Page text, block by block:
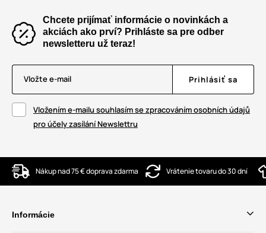
Chcete prijímať informácie o novinkách a
akciách ako prví? Prihláste sa pre odber
newsletteru už teraz!
Vložte e-mail Prihlásiť sa
Vložením e-mailu souhlasím se zpracováním osobních údajů
pro účely zasílání Newslettru
Nákup nad 75 € doprava zdarma Vrátenie tovaru do 30 dní
Informácie